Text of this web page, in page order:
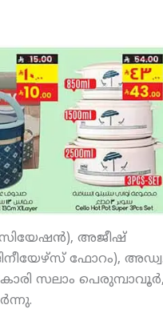
അജീഷ്
ഫോറം),
സലാം